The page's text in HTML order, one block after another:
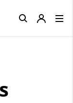
Close